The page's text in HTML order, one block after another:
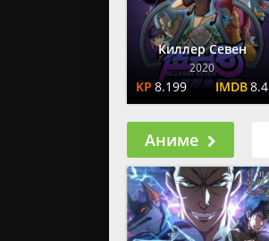
Киллер Севен
2020
8.199 8.4
Аниме